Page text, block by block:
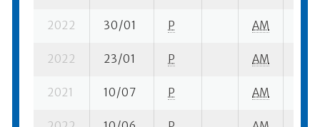
2022 30/01 P AM
2022 23/01 P AM
2021 10/07 P AM